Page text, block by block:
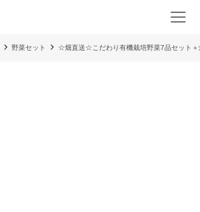
野菜セット ☆畑直送☆こだわり有機栽培野菜7品セット＋